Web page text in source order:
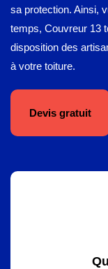
sa protection. Ainsi,
temps, Couvreur 13
disposition des
à votre toiture.
Devis gratuit